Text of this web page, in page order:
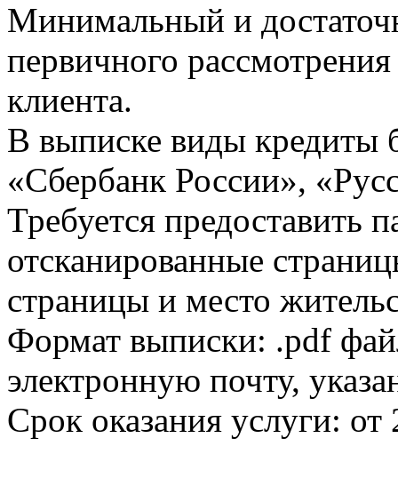
Минимальный и
первичного
клиента.
В выписке виды кредиты
«Сбербанк России»,
Требуется предоставить
отсканированные
страницы и место
Формат выписки: .pdf
электронную почту,
Срок оказания услуги: от